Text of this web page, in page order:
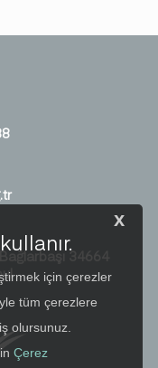
34664
x
için çerezler
tüm çerezlere
olursunuz.
Çerez